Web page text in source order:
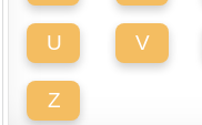
U V
Z